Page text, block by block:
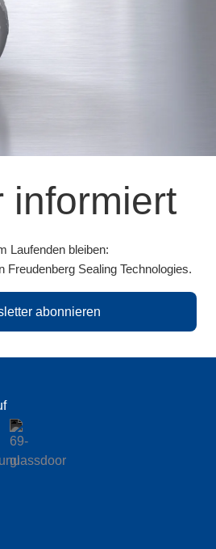
informiert
Laufenden bleiben:
Freudenberg Sealing Technologies.
abonnieren